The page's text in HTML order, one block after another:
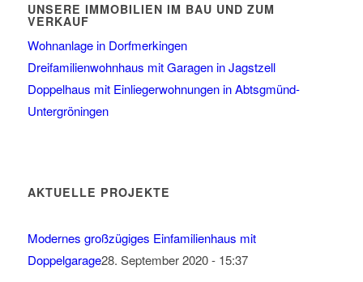
UNSERE IMMOBILIEN IM BAU UND ZUM
VERKAUF
Wohnanlage in Dorfmerkingen
Dreifamilienwohnhaus mit Garagen in Jagstzell
Doppelhaus mit Einliegerwohnungen in Abtsgmünd-
Untergröningen
AKTUELLE PROJEKTE
Modernes großzügiges Einfamilienhaus mit
Doppelgarage28. September 2020 - 15:37